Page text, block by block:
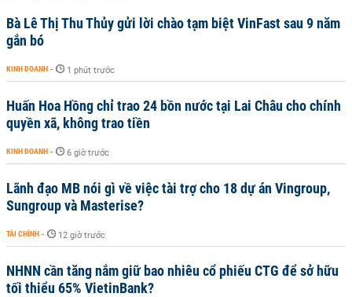
Bà Lê Thị Thu Thủy gửi lời chào tạm biệt VinFast sau 9 năm
gắn bó
KINH DOANH - 1 phút trước
Huấn Hoa Hồng chỉ trao 24 bồn nước tại Lai Châu cho chính
quyền xã, không trao tiền
KINH DOANH - 6 giờ trước
Lãnh đạo MB nói gì về việc tài trợ cho 18 dự án Vingroup,
Sungroup và Masterise?
TÀI CHÍNH - 12 giờ trước
NHNN cần tăng nắm giữ bao nhiêu cổ phiếu CTG để sở hữu
tối thiểu 65% VietinBank?